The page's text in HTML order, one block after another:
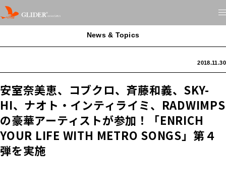
News & Topics
2018.11.30
安室奈美恵、コブクロ、斉藤和義、SKY-
HI、ナオト・インティライミ、RADWIMPS
の豪華アーティストが参加！「ENRICH
YOUR LIFE WITH METRO SONGS」第４
弾を実施